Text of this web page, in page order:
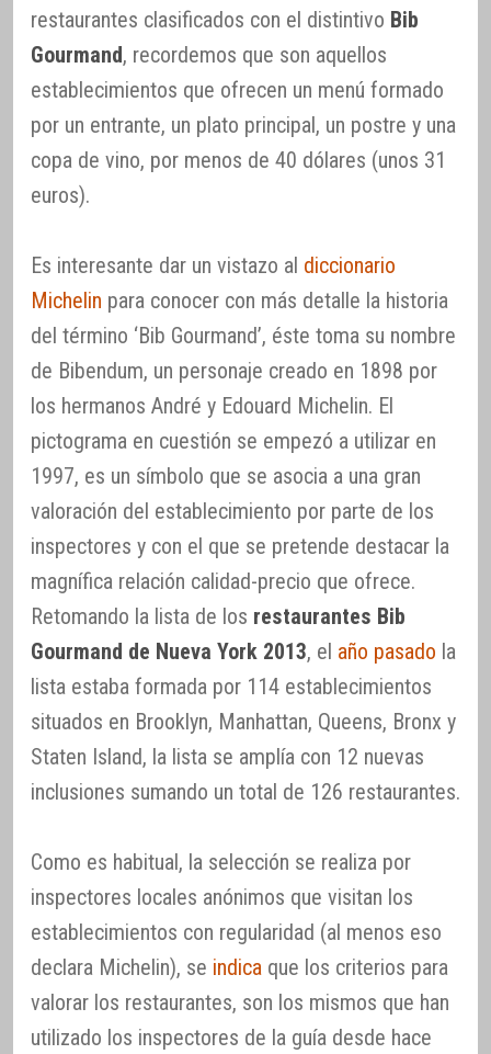
restaurantes clasificados con el distintivo Bib
Gourmand, recordemos que son aquellos
establecimientos que ofrecen un menú formado
por un entrante, un plato principal, un postre y una
copa de vino, por menos de 40 dólares (unos 31
euros).
Es interesante dar un vistazo al diccionario
Michelin para conocer con más detalle la historia
del término ‘Bib Gourmand’, éste toma su nombre
de Bibendum, un personaje creado en 1898 por
los hermanos André y Edouard Michelin. El
pictograma en cuestión se empezó a utilizar en
1997, es un símbolo que se asocia a una gran
valoración del establecimiento por parte de los
inspectores y con el que se pretende destacar la
magnífica relación calidad-precio que ofrece.
Retomando la lista de los restaurantes Bib
Gourmand de Nueva York 2013, el año pasado la
lista estaba formada por 114 establecimientos
situados en Brooklyn, Manhattan, Queens, Bronx y
Staten Island, la lista se amplía con 12 nuevas
inclusiones sumando un total de 126 restaurantes.
Como es habitual, la selección se realiza por
inspectores locales anónimos que visitan los
establecimientos con regularidad (al menos eso
declara Michelin), se indica que los criterios para
valorar los restaurantes, son los mismos que han
utilizado los inspectores de la guía desde hace